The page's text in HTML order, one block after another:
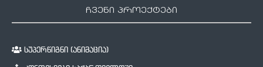
ჩვენი პროექტები
სუპერწიგნი (ანიმაცია)